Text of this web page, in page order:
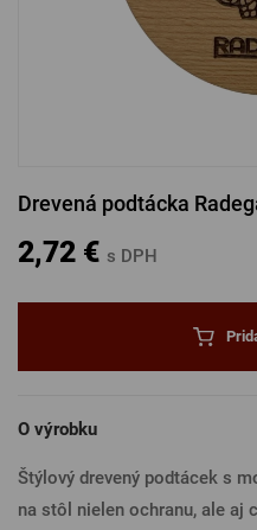
PRIHLÁSENIE
PRIHLÁSENIE
Drevená podtácka
2,72 € s DPH
O výrobku
Štýlový drevený podtácek s
na stôl nielen ochranu, ale aj